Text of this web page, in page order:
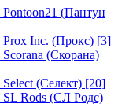
(Пантун
Inc. (Прокс) [3]
(Скорана)
(Селект) [20]
Rods (СЛ Родс)